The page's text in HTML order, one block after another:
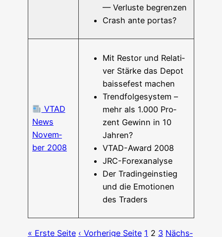
— Ver­lus­te begrenzen
Crash ante portas?
VTAD
News
Novem­
ber 2008
Mit Res­tor und Rela­ti­
ver Stär­ke das Depot
bais­se­fest machen
Trend­fol­ge­sys­tem –
mehr als 1.000 Pro­
zent Gewinn in 10
Jahren?
VTAD-Award 2008
JRC-For­ex­­a­na­­ly­­se
Der Tra­ding­ein­stieg
und die Emo­tio­nen
des Traders
« Ers­te Seite ‹ Vor­he­ri­ge Seite 1 2 3 Nächs­